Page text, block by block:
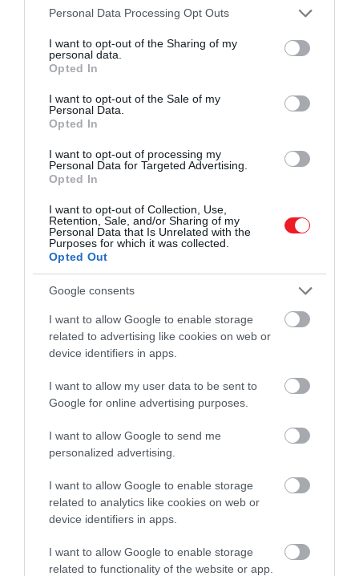
Please note that this website/app uses one or more Google
not limited to your visit or usage behaviour. You may click to
grant or deny consent to Google and its third-party tags to
use your data for below specified purposes in below Google
consent section.
Personal Data Processing Opt Outs
I want to opt-out of the Sharing of my
personal data.
Opted In
I want to opt-out of the Sale of my
Personal Data.
Opted In
I want to opt-out of processing my
Personal Data for Targeted Advertising.
Opted In
I want to opt-out of Collection, Use,
Retention, Sale, and/or Sharing of my
Personal Data that Is Unrelated with the
Purposes for which it was collected.
Opted Out
Google consents
I want to allow Google to enable storage
related to advertising like cookies on web or
device identifiers in apps.
I want to allow my user data to be sent to
Google for online advertising purposes.
I want to allow Google to send me
personalized advertising.
I want to allow Google to enable storage
related to analytics like cookies on web or
device identifiers in apps.
I want to allow Google to enable storage
related to functionality of the website or app.
commons.wikimedia.org
Sztálinképszerkesztőket, bérelt fel, hogy távolítsák
el a fényképekről azokat az embereket, akiket az ő
parancsára öltek meg, hogy eltüntessék az
közepén.
​Albert Einstein